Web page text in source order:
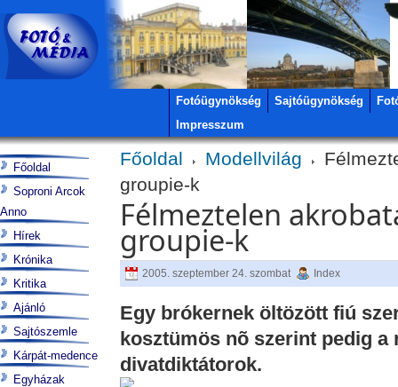
Fotóügynökség Sajtóügynökség
Impresszum
Főoldal Modellvilág
groupie-k
Félmeztelen
groupie-k
2005. szeptember 24. szombat Index
Egy brókernek öltözött fiú
kosztümös nõ szerint pedig a
divatdiktátorok.
Főoldal
Soproni Arcok
Anno
Hírek
Krónika
Kritika
Ajánló
Sajtószemle
Kárpát-medence
Egyházak